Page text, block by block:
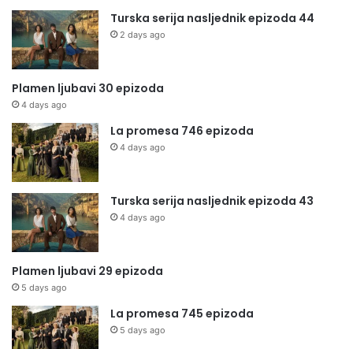
Turska serija nasljednik epizoda 44
2 days ago
Plamen ljubavi 30 epizoda
4 days ago
La promesa 746 epizoda
4 days ago
Turska serija nasljednik epizoda 43
4 days ago
Plamen ljubavi 29 epizoda
5 days ago
La promesa 745 epizoda
5 days ago